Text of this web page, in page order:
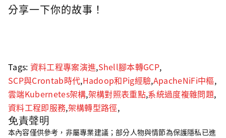
分享一下你的故事！
Tags: 資料工程專案演進,Shell腳本轉GCP,
SCP與Crontab時代,Hadoop和Pig經驗,ApacheNiFi中樞,
雲端Kubernetes架構,架構對照表重點,系統過度複雜問題,
資料工程即服務,架構轉型路徑,
免責聲明
本內容僅供參考，非屬專業建議；部分人物與情節為保護隱私已進